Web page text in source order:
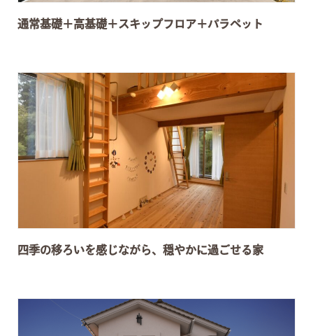
通常基礎＋高基礎＋スキップフロア＋パラペット
四季の移ろいを感じながら、穏やかに過ごせる家